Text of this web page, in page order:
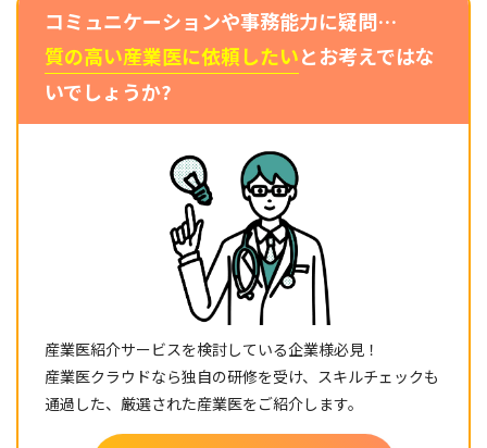
コミュニケーションや事務能力に疑問…
質の高い産業医に依頼したいとお考えではな
いでしょうか?
産業医紹介サービスを検討している企業様必見！
産業医クラウドなら独自の研修を受け、スキルチェックも
通過した、厳選された産業医をご紹介します。